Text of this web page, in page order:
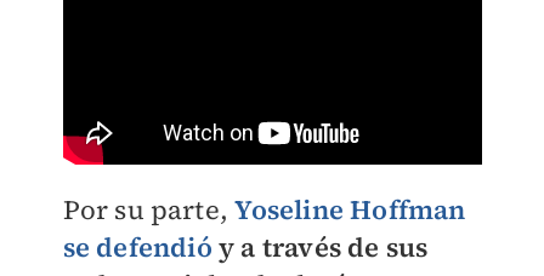
Por su parte,Yoseline Hoffman
se defendió y a través de sus